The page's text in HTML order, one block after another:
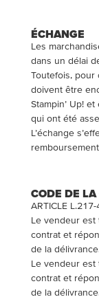
ÉCHANGE
Les
dans un délai
Toutefois, pour
doivent être
Stampin’ Up!
qui ont été
L’échange
CODE DE
ARTICLE L.217-
Le vendeur
contrat et
de la
Le vendeur
contrat et
de la